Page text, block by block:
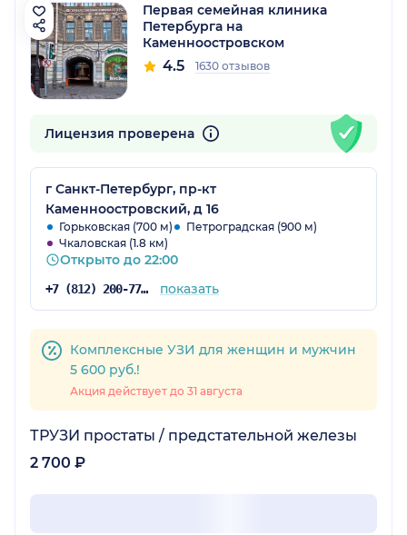
Первая семейная клиника
Петербурга на
Каменноостровском
4.5 1630 отзывов
Лицензия проверена
г Санкт-Петербург, пр-кт
Каменноостровский, д 16
Горьковская (700 м)
Петроградская (900 м)
Чкаловская (1.8 км)
Открыто до 22:00
+7 (812) 200-77-54 показать
Комплексные УЗИ для женщин и мужчин
5 600 руб.!
Акция действует до 31 августа
ТРУЗИ простаты / предстательной железы
2 700 ₽